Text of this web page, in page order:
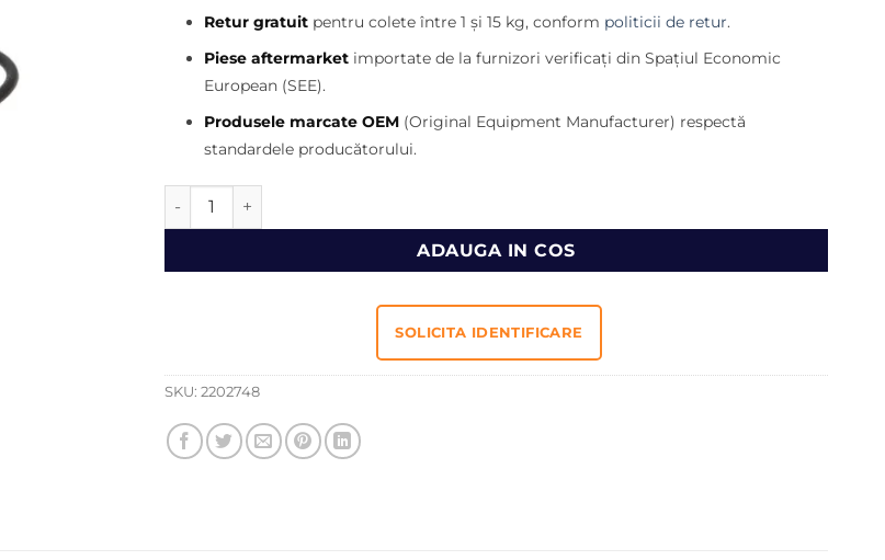
fost:
100,00 lei.
81,00 lei.
Retur gratuit pentru colete între 1 și 15 kg, conform politicii de retur.
Piese aftermarket importate de la furnizori verificați din Spațiul Economic
European (SEE).
Produsele marcate OEM (Original Equipment Manufacturer) respectă
standardele producătorului.
Cantitate Termostat buldoexcavator Caterpillar 2202748
ADAUGA IN COS
SOLICITA IDENTIFICARE
SKU: 2202748